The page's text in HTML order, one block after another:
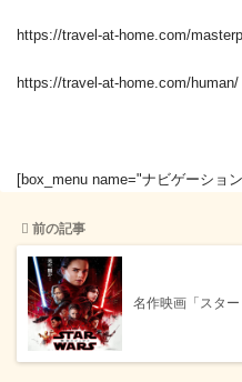
https://travel-at-home.com/
https://travel-at-home.com/human/
[box_menu name="ナビゲーショ
前の記事
名作映画「スター